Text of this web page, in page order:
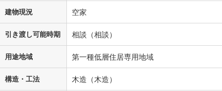
建物現況 空家
引き渡し可能時期 相談（相談）
用途地域 第一種低層住居専用地域
構造・工法 木造（木造）